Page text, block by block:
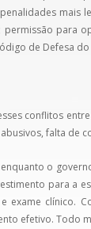
mais
para
de Defesa
conflitos
falta de
o
para a
exame clínico.
efetivo. Todo